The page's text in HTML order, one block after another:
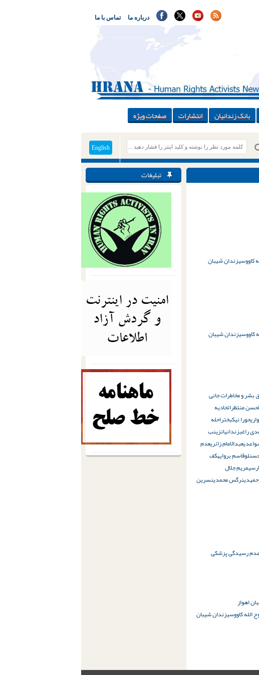
تماس با ما درباره ما
بانک زندانیان انتشارات صفحات ویژه
English
تبلیغات
کاووسیزندان شیبان
کاووسیزندان شیبان
بشر و مخاطرات جانی
منتظراتحادیه
حورا نیکبختراحله
راغبزندانیانزینب
عبدالامام زائریعدم
قاسم بروایهکف
مریم جلال
نرگس محمدینسرین
رسیدگی پزشکی
اهواز
الله کاووسیزندان شیبان